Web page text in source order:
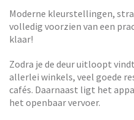
Moderne kleurstellingen,
volledig voorzien van een
klaar!
Zodra je de deur uitloopt
allerlei winkels, veel goede
cafés. Daarnaast ligt het
het openbaar vervoer.